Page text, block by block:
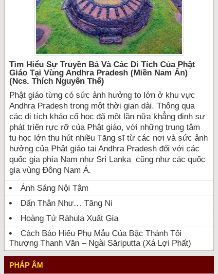
Tìm Hiểu Sự Truyền Bá Và Các Di Tích Của Phật
Giáo Tại Vùng Andhra Pradesh (miền Nam Ấn)
(ncs. Thích Nguyên Thế)
Phật giáo từng có sức ảnh hưởng to lớn ở khu vực
Andhra Pradesh trong một thời gian dài. Thông qua
các di tích khảo cổ học đã một lần nữa khẳng định sự
phát triển rực rỡ của Phật giáo, với những trung tâm
tu học lớn thu hút nhiều Tăng sĩ từ các nơi và sức ảnh
hưởng của Phật giáo tại Andhra Pradesh đối với các
quốc gia phía Nam như Sri Lanka cũng như các quốc
gia vùng Đông Nam Á.
Ánh Sáng Nội Tâm
Dấn Thân Như… Tăng Ni
Hoàng Tử Rāhula Xuất Gia
Cách Báo Hiếu Phụ Mẫu Của Bậc Thánh Tối
Thượng Thanh Văn – Ngài Sāriputta (Xá Lợi Phất)
PHÁP ÂM